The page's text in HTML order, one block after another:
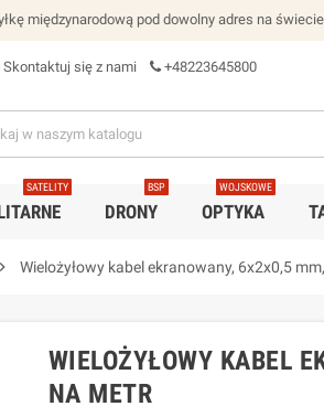
międzynarodową pod dowolny adres na
Skontaktuj się z nami +48223645800
SATELITY
DRONY
BSP
OPTYKA
WOJSKOWE
chevron_right Wielożyłowy kabel ekranowany, 6x2x0,5
WIELOŻYŁOWY KABEL
NA METR